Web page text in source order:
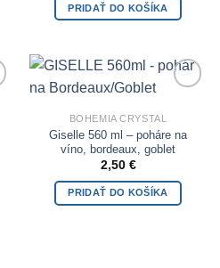
PRIDAŤ DO KOŠÍKA
BOHEMIA CRYSTAL
Giselle 560 ml – poháre na
víno, bordeaux, goblet
2,50 €
PRIDAŤ DO KOŠÍKA